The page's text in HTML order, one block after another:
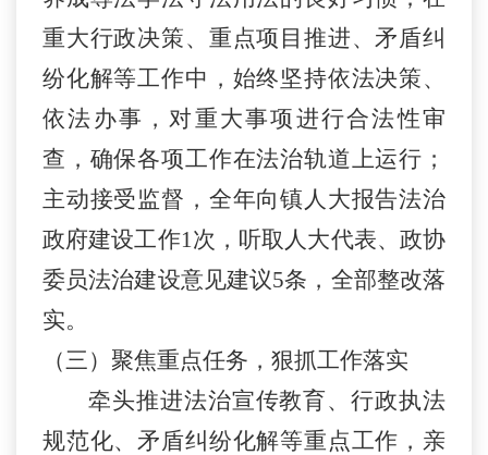
重大行政决策、重点项目推进、矛盾纠
纷化解等工作中，始终坚持依法决策、
依法办事， 对重大事项进行合法性审
查，确保各项工作在法治轨道上运行；
主动接受监督，全年向镇人大报告法治
政府建设工作1 次，听取人大代表、政协
委员法治建设意见建议5条，全部整改落
实。
（三）聚焦重点任务，狠抓工作落实
牵头推进法治宣传教育、行政执法
规范化、矛盾纠纷化解等重点工作，亲